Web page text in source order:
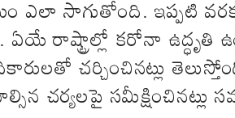
ఎలా సాగుతోంది. ఇప్పటి
ఏయే రాష్ట్రాల్లో కరోనా ఉద్ధృతి
చర్చించినట్లు
చర్యలపై సమీక్షించినట్లు